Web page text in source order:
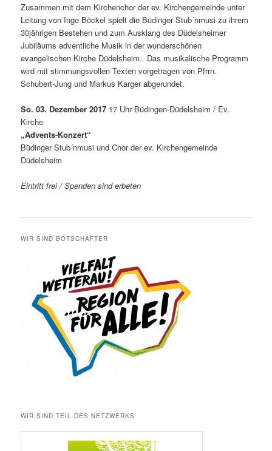
Zusammen mit dem Kirchenchor der ev. Kirchengemeinde unter
Leitung von Inge Böckel spielt die Büdinger Stub´nmusi zu ihrem
30jährigen Bestehen und zum Ausklang des Düdelsheimer
Jubiläums adventliche Musik in der wunderschönen
evangelischen Kirche Düdelsheim.. Das musikalische Programm
wird mit stimmungsvollen Texten vorgetragen von Pfrrn.
Schubert-Jung und Markus Karger abgerundet.
So. 03. Dezember 2017 17 Uhr Büdingen-Düdelsheim / Ev.
Kirche
„Advents-Konzert“
Büdinger Stub´nmusi und Chor der ev. Kirchengemeinde
Düdelsheim
Eintritt frei / Spenden sind erbeten
WIR SIND BOTSCHAFTER
WIR SIND TEIL DES NETZWERKS